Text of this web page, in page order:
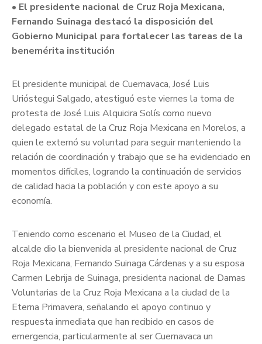
• El presidente nacional de Cruz Roja Mexicana,
Fernando Suinaga destacó la disposición del
Gobierno Municipal para fortalecer las tareas de la
benemérita institución
El presidente municipal de Cuernavaca, José Luis
Urióstegui Salgado, atestiguó este viernes la toma de
protesta de José Luis Alquicira Solís como nuevo
delegado estatal de la Cruz Roja Mexicana en Morelos, a
quien le externó su voluntad para seguir manteniendo la
relación de coordinación y trabajo que se ha evidenciado en
momentos difíciles, logrando la continuación de servicios
de calidad hacia la población y con este apoyo a su
economía.
Teniendo como escenario el Museo de la Ciudad, el
alcalde dio la bienvenida al presidente nacional de Cruz
Roja Mexicana, Fernando Suinaga Cárdenas y a su esposa
Carmen Lebrija de Suinaga, presidenta nacional de Damas
Voluntarias de la Cruz Roja Mexicana a la ciudad de la
Eterna Primavera, señalando el apoyo continuo y
respuesta inmediata que han recibido en casos de
emergencia, particularmente al ser Cuernavaca un